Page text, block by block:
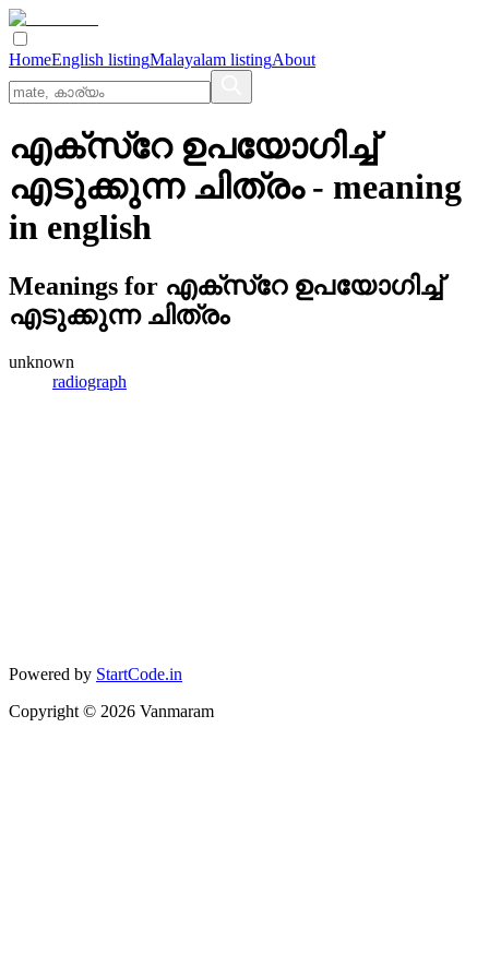
HomeEnglish listingMalayalam listingAbout
എക്സ്റേ ഉപയോഗിച്ച്
എടുക്കുന്ന ചിത്രം- meaning
in english
Meanings for എക്സ്റേ ഉപയോഗിച്ച്
എടുക്കുന്ന ചിത്രം
unknown
radiograph
Powered by StartCode.in
Copyright © 2026 Vanmaram